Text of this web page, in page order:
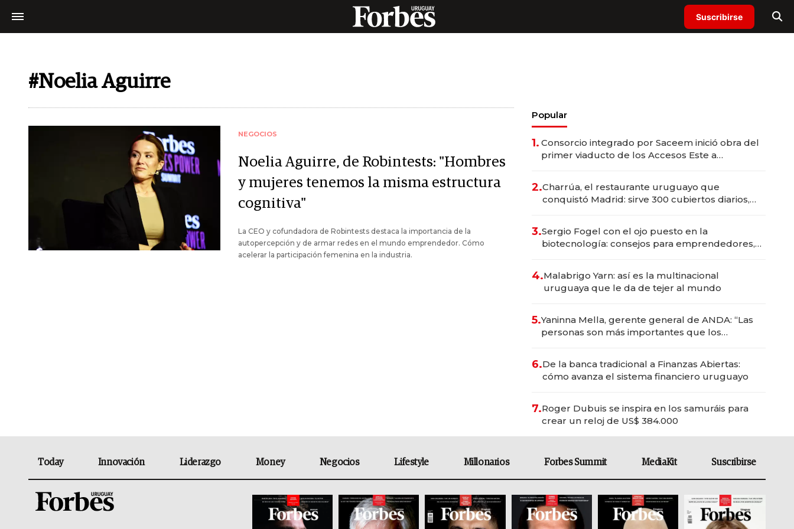
Suscribirse
#Noelia Aguirre
NEGOCIOS
Noelia Aguirre, de Robintests: "Hombres
y mujeres tenemos la misma estructura
cognitiva"
La CEO y cofundadora de Robintests destaca la importancia de la
autopercepción y de armar redes en el mundo emprendedor. Cómo
acelerar la participación femenina en la industria.
Popular
1. Consorcio integrado por Saceem inició obra del
primer viaducto de los Accesos Este a
2.Charrúa, el restaurante uruguayo que
conquistó Madrid: sirve 300 cubiertos diarios,
3.Sergio Fogel con el ojo puesto en la
biotecnología: consejos para emprendedores,
4.Malabrigo Yarn: así es la multinacional
uruguaya que le da de tejer al mundo
5.Yaninna Mella, gerente general de ANDA: “Las
personas son más importantes que los
6.De la banca tradicional a Finanzas Abiertas:
cómo avanza el sistema financiero uruguayo
7.Roger Dubuis se inspira en los samuráis para
crear un reloj de US$ 384.000
Today Innovación Liderazgo Money Negocios Lifestyle Millonarios Forbes Summit MediaKit Suscribirse